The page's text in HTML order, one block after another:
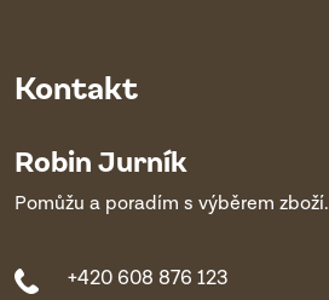
Kontakt
Robin Jurník
Pomůžu a poradím s výběrem zboží.
+420 608 876 123